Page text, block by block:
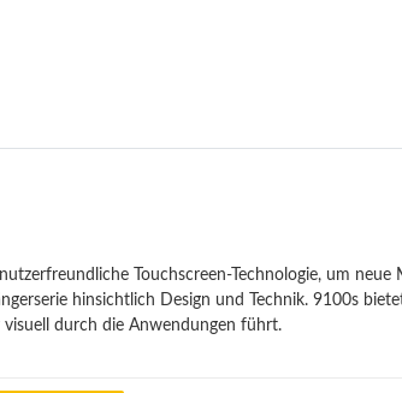
Touchscreen-Technologie, um neue
hinsichtlich Design und Technik. 9100s
durch die Anwendungen führt.